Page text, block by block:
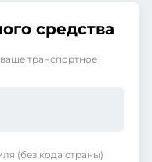
средства
транспортное
(без кода страны)